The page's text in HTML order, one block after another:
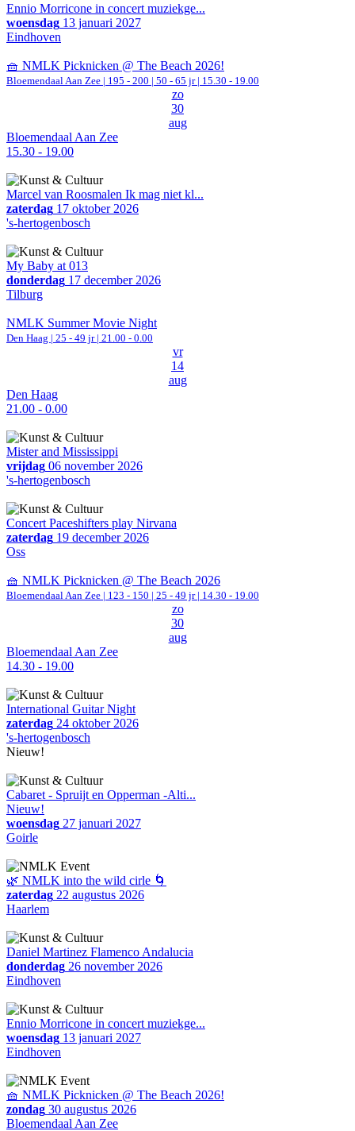
Ennio Morricone in concert muziekge...
woensdag 13 januari 2027
Eindhoven
🧺 NMLK Picknicken @ The Beach 2026!
Bloemendaal Aan Zee | 195 - 200 | 50 - 65 jr | 15.30 - 19.00
zo
30
aug
Bloemendaal Aan Zee
15.30 - 19.00
Marcel van Roosmalen Ik mag niet kl...
zaterdag 17 oktober 2026
's-hertogenbosch
My Baby at 013
donderdag 17 december 2026
Tilburg
NMLK Summer Movie Night
Den Haag | 25 - 49 jr | 21.00 - 0.00
vr
14
aug
Den Haag
21.00 - 0.00
Mister and Mississippi
vrijdag 06 november 2026
's-hertogenbosch
Concert Paceshifters play Nirvana
zaterdag 19 december 2026
Oss
🧺 NMLK Picknicken @ The Beach 2026
Bloemendaal Aan Zee | 123 - 150 | 25 - 49 jr | 14.30 - 19.00
zo
30
aug
Bloemendaal Aan Zee
14.30 - 19.00
International Guitar Night
zaterdag 24 oktober 2026
's-hertogenbosch
Nieuw!
Cabaret - Spruijt en Opperman -Alti...
Nieuw!
woensdag 27 januari 2027
Goirle
🌿 NMLK into the wild cirle 🌀
zaterdag 22 augustus 2026
Haarlem
Daniel Martinez Flamenco Andalucia
donderdag 26 november 2026
Eindhoven
Ennio Morricone in concert muziekge...
woensdag 13 januari 2027
Eindhoven
🧺 NMLK Picknicken @ The Beach 2026!
zondag 30 augustus 2026
Bloemendaal Aan Zee